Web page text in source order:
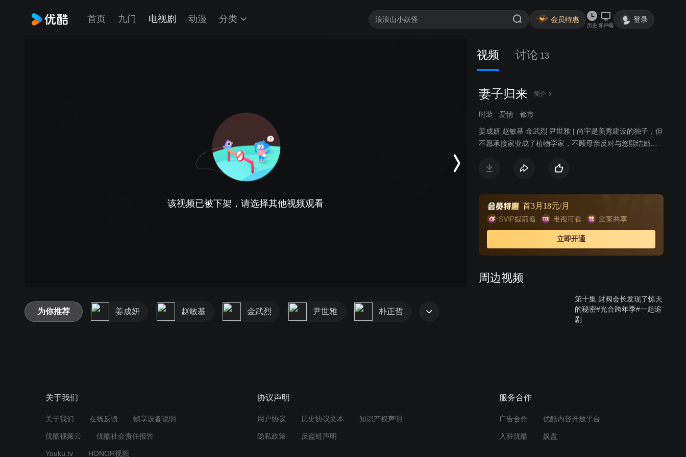
首页 九门 电视剧 动漫 分类 会员特惠
历史 客户端
登录
该视频已被下架，请选择其他视频观看
视频 讨论 13
妻子归来 简介
时装 爱情 都市
姜成妍 赵敏基 金武烈 尹世雅 | 尚宇是美秀建设的独子，但
不愿承接家业成了植物学家，不顾母亲反对与悠熙结婚，
向悠熙提出交换条件，愿意出钱治好哆茵的心脏病，但悠
亲催促两人结婚，从小就被西贤照顾的哆茵也把她当成亲
生母亲；悠熙禁不住感情的纠葛与尚宇偷偷见面，当西贤
知道两人的关系时，受不了打击去找悠熙，失手伤了悠
熙，一直偷偷喜欢悠熙的韩江秀因为与西贤的妹妹交往，
自动帮忙西贤隐瞒事实，让悠熙因此失踪；悠熙的双胞胎
人相貌相似而被西贤误认，悠静借此重返尚宇家想找寻姐
首3月18元/月
立即开通
周边视频
第十集 财阀会长发现了惊天
的秘密#光合跨年季#一起追
剧
死亡的真相#光合跨年季#好
为你推荐 姜成妍 赵敏基 金武烈 尹世雅 朴正哲
关于我们
关于我们 在线反馈 帧享设备说明
优酷视频云 优酷社会责任报告
Youku.tv HONOR视频
协议声明
用户协议 历史协议文本 知识产权声明
隐私政策 反盗链声明
服务合作
广告合作 优酷内容开放平台
入驻优酷 娱盘